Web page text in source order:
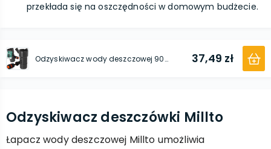
przekłada się na oszczędności w domowym budżecie.
Odzyskiwacz wody deszczowej 90 mm x 1'' GZ grafit z przyłączem pod szybkozłączke 1'' GW x SZ i szybkozłączka 1/2'' W x SZ 37,49 zł
Odzyskiwacz deszczówki Millto
Łapacz wody deszczowej Millto umożliwia